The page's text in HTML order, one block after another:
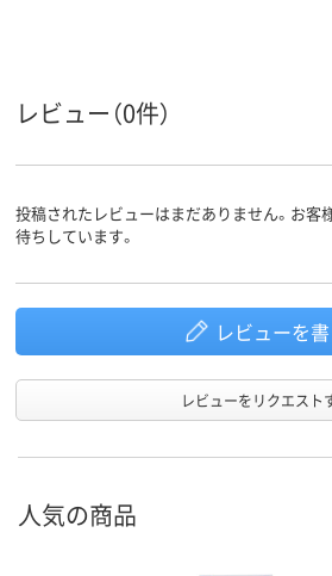
レビュー（0件）
投稿されたレビューはまだありません。お客
待ちしています。
レビューを書
レビューをリクエスト
人気の商品